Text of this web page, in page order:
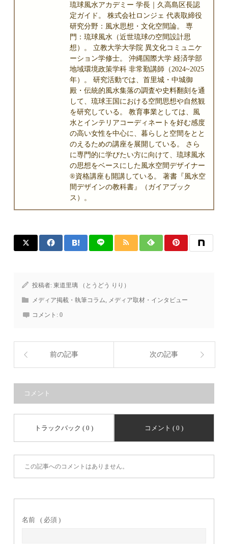
琉球風水アカデミー 学長｜久高島区長認
定ガイド。 株式会社ロンジェ 代表取締役
研究分野：風水思想・文化空間論。 専
門：琉球風水（近世琉球の空間設計思
想）。 立教大学大学院 異文化コミュニケ
ーション学修士。 沖縄国際大学 経済学部
地域環境政策学科 非常勤講師（2024~2025
年）。 研究活動では、首里城・中城御
殿・伝統的風水集落の調査や史料翻刻を通
して、琉球王国における空間思想や自然観
を研究している。 教育事業としては、風
水とインテリアコーディネートを好む感度
の高い女性を中心に、暮らしと空間をとと
のえるための講座を展開している。 さら
に専門的に学びたい方に向けて、琉球風水
の思想をベースにした風水空間デザイナー
®資格講座も開講している。 著書『風水空
間デザインの教科書』（ガイアブック
ス）。
投稿者:東道里璃 （とうどう りり）
メディア掲載・執筆コラム メディア取材・インタビュー
コメント:0
前の記事 次の記事
コメント
トラックバック ( 0 ) コメント ( 0 )
この記事へのコメントはありません。
名前 ( 必須 )